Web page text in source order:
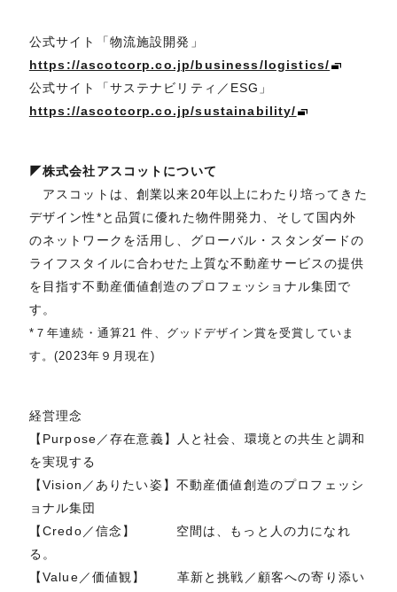
公式サイト「物流施設開発」
https://ascotcorp.co.jp/business/logistics/
公式サイト「サステナビリティ／ESG」
https://ascotcorp.co.jp/sustainability/
◤株式会社アスコットについて
アスコットは、創業以来20年以上にわたり培ってきた
デザイン性*と品質に優れた物件開発力、そして国内外
のネットワークを活用し、グローバル・スタンダードの
ライフスタイルに合わせた上質な不動産サービスの提供
を目指す不動産価値創造のプロフェッショナル集団で
す。
*７年連続・通算21 件、グッドデザイン賞を受賞していま
す。(2023年９月現在)
経営理念
【Purpose／存在意義】人と社会、環境との共生と調和
を実現する
【Vision／ありたい姿】不動産価値創造のプロフェッシ
ョナル集団
【Credo／信念】 空間は、もっと人の力になれ
る。
【Value／価値観】 革新と挑戦／顧客への寄り添い